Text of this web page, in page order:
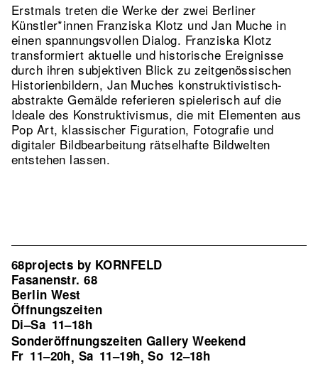
Erstmals treten die Werke der zwei Berliner
Künstler*innen Franziska Klotz und Jan Muche in
einen spannungsvollen Dialog. Franziska Klotz
transformiert aktuelle und historische Ereignisse
durch ihren subjektiven Blick zu zeitgenössischen
Historienbildern, Jan Muches konstruktivistisch-
abstrakte Gemälde referieren spielerisch auf die
Ideale des Konstruktivismus, die mit Elementen aus
Pop Art, klassischer Figuration, Fotografie und
digitaler Bildbearbeitung rätselhafte Bildwelten
entstehen lassen.
68projects by KORNFELD
Fasanenstr. 68
Berlin West
Öffnungszeiten
Di–Sa 11–18h
Sonderöffnungszeiten Gallery Weekend
Fr 11–20h, Sa 11–19h,So 12–18h